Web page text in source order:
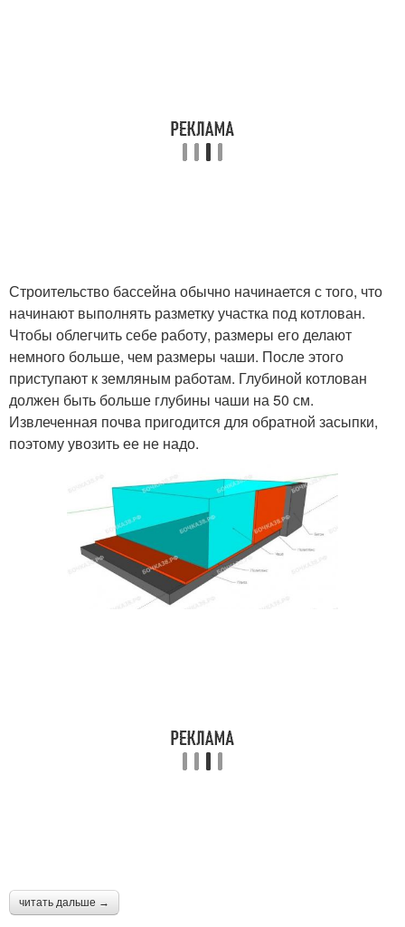
Строительство бассейна обычно начинается с того, что
начинают выполнять разметку участка под котлован.
Чтобы облегчить себе работу, размеры его делают
немного больше, чем размеры чаши. После этого
приступают к земляным работам. Глубиной котлован
должен быть больше глубины чаши на 50 см.
Извлеченная почва пригодится для обратной засыпки,
поэтому увозить ее не надо.
читать дальше →